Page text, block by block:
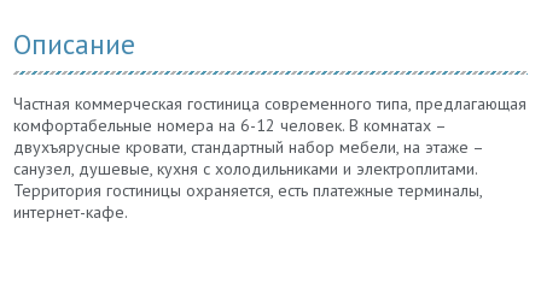
Описание
Частная коммерческая гостиница современного типа, предлагающая
комфортабельные номера на 6-12 человек. В комнатах –
двухъярусные кровати, стандартный набор мебели, на этаже –
санузел, душевые, кухня с холодильниками и электроплитами.
Территория гостиницы охраняется, есть платежные терминалы,
интернет-кафе.